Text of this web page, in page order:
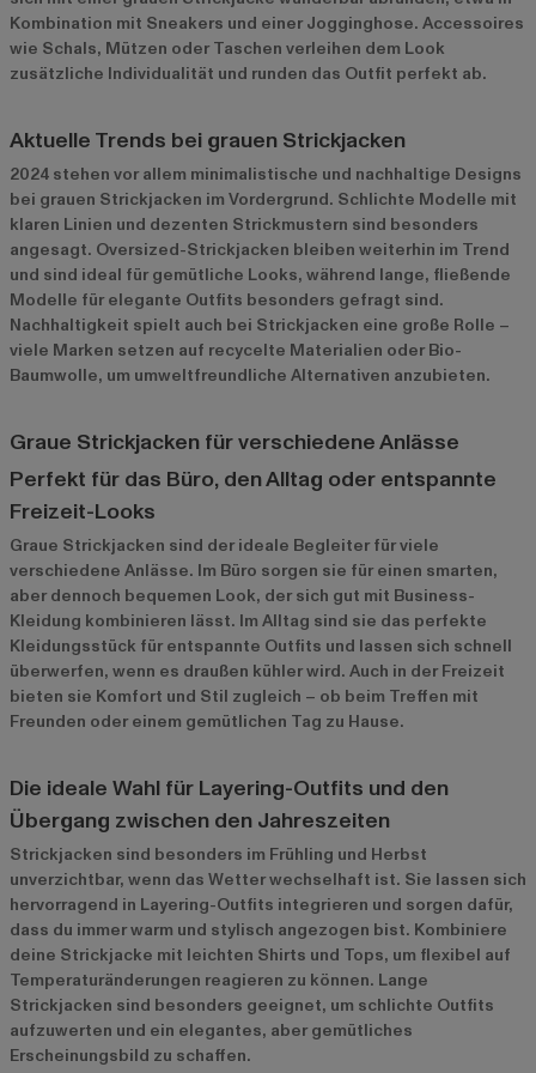
Kombination mit Sneakers und einer Jogginghose. Accessoires
wie Schals, Mützen oder Taschen verleihen dem Look
zusätzliche Individualität und runden das Outfit perfekt ab.
Aktuelle Trends bei grauen Strickjacken
2024 stehen vor allem minimalistische und nachhaltige Designs
bei grauen Strickjacken im Vordergrund. Schlichte Modelle mit
klaren Linien und dezenten Strickmustern sind besonders
angesagt. Oversized-Strickjacken bleiben weiterhin im Trend
und sind ideal für gemütliche Looks, während lange, fließende
Modelle für elegante Outfits besonders gefragt sind.
Nachhaltigkeit spielt auch bei Strickjacken eine große Rolle –
viele Marken setzen auf recycelte Materialien oder Bio-
Baumwolle, um umweltfreundliche Alternativen anzubieten.
Graue Strickjacken für verschiedene Anlässe
Perfekt für das Büro, den Alltag oder entspannte
Freizeit-Looks
Graue Strickjacken sind der ideale Begleiter für viele
verschiedene Anlässe. Im Büro sorgen sie für einen smarten,
aber dennoch bequemen Look, der sich gut mit Business-
Kleidung kombinieren lässt. Im Alltag sind sie das perfekte
Kleidungsstück für entspannte Outfits und lassen sich schnell
überwerfen, wenn es draußen kühler wird. Auch in der Freizeit
bieten sie Komfort und Stil zugleich – ob beim Treffen mit
Freunden oder einem gemütlichen Tag zu Hause.
Die ideale Wahl für Layering-Outfits und den
Übergang zwischen den Jahreszeiten
Strickjacken sind besonders im Frühling und Herbst
unverzichtbar, wenn das Wetter wechselhaft ist. Sie lassen sich
hervorragend in Layering-Outfits integrieren und sorgen dafür,
dass du immer warm und stylisch angezogen bist. Kombiniere
deine Strickjacke mit leichten Shirts und Tops, um flexibel auf
Temperaturänderungen reagieren zu können. Lange
Strickjacken sind besonders geeignet, um schlichte Outfits
aufzuwerten und ein elegantes, aber gemütliches
Erscheinungsbild zu schaffen.